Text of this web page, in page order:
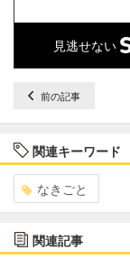
見逃せない
前の記事
関連キーワード
なきごと
関連記事